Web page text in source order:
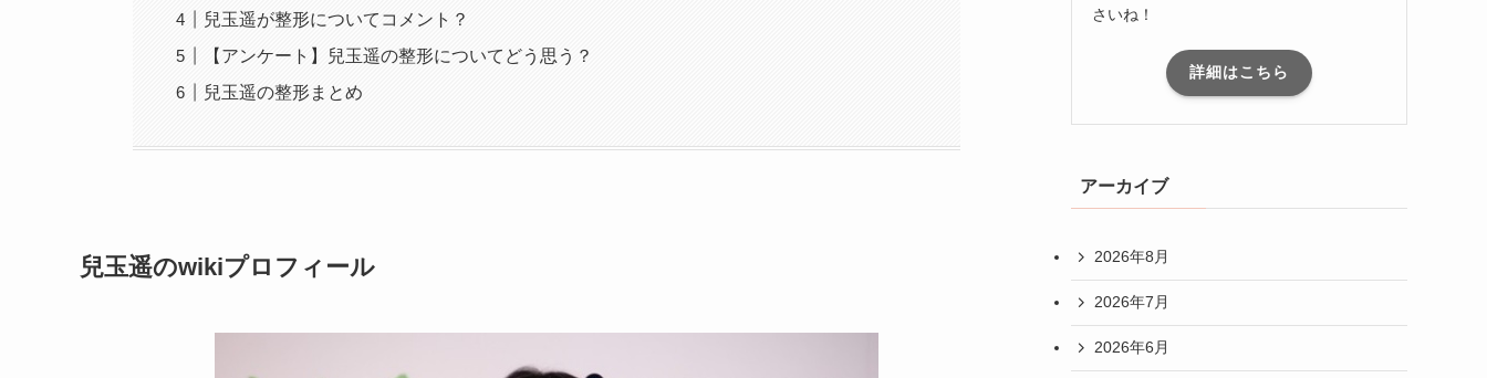
兒玉遥が整形についてコメント？
【アンケート】兒玉遥の整形についてどう思う？
兒玉遥の整形まとめ
兒玉遥のwikiプロフィール
さいね！
詳細はこちら
アーカイブ
2026年8月
2026年7月
2026年6月